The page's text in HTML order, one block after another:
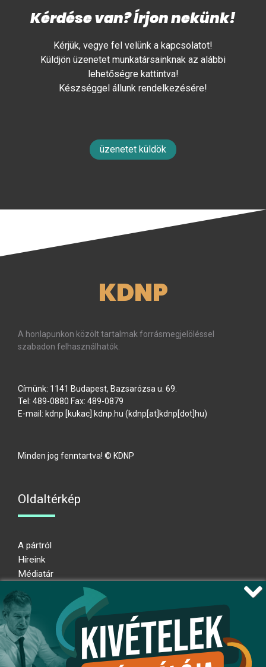
Kérdése van? Írjon nekünk!
Kérjük, vegye fel velünk a kapcsolatot!
Küldjön üzenetet munkatársainknak az alábbi
lehetőségre kattintva!
Készséggel állunk rendelkezésére!
üzenetet küldök
KDNP
A honlapunkon közölt tartalmak forrásmegjelöléssel
szabadon felhasználhatók.
Címünk: 1141 Budapest, Bazsarózsa u. 69.
Tel: 489-0880 Fax: 489-0879
E-mail: kdnp [kukac] kdnp.hu (kdnp[at]kdnp[dot]hu)
Minden jog fenntartva! © KDNP
Oldaltérkép
A pártról
Híreink
Médiatár
Adatkezelési nyilatkozat
Átláthatósági nyilatkozat
Ugrás az oldal tetejére